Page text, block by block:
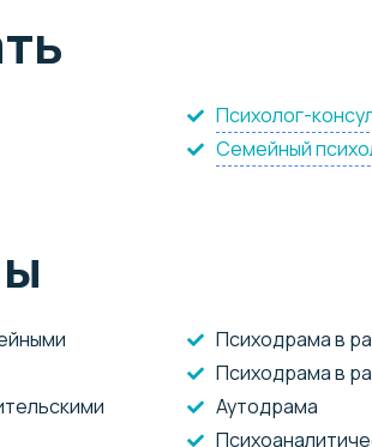
Психолог-
Семейный
Психодрама в
Психодрама в
Аутодрама